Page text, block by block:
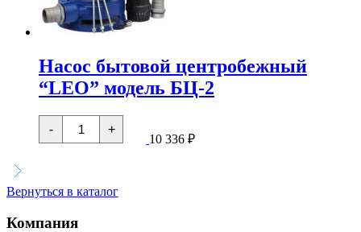
Насос бытовой центробежный
“LEO” модель БЦ-2
-
Количество
товара
Насос
модель
+
10 336 ₽
Вернуться в каталог
Компания